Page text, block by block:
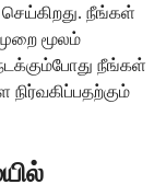
நீங்கள்
மூலம்
நீங்கள்
நிர்வகிப்பதற்கும்